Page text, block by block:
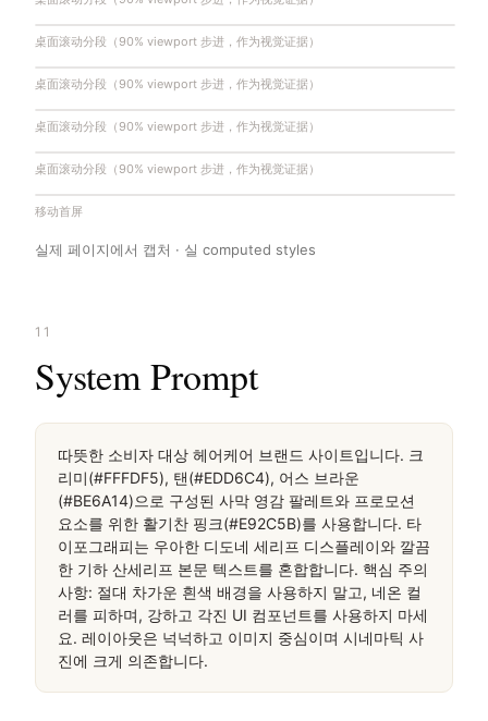
桌面滚动分段（90% viewport 步进，作为视觉证据）
桌面滚动分段（90% viewport 步进，作为视觉证据）
桌面滚动分段（90% viewport 步进，作为视觉证据）
桌面滚动分段（90% viewport 步进，作为视觉证据）
移动首屏
실제 페이지에서 캡처 · 실 computed styles
11
System Prompt
따뜻한 소비자 대상 헤어케어 브랜드 사이트입니다. 크
리미(#FFFDF5), 탠(#EDD6C4), 어스 브라운
(#BE6A14)으로 구성된 사막 영감 팔레트와 프로모션
요소를 위한 활기찬 핑크(#E92C5B)를 사용합니다. 타
이포그래피는 우아한 디도네 세리프 디스플레이와 깔끔
한 기하 산세리프 본문 텍스트를 혼합합니다. 핵심 주의
사항: 절대 차가운 흰색 배경을 사용하지 말고, 네온 컬
러를 피하며, 강하고 각진 UI 컴포넌트를 사용하지 마세
요. 레이아웃은 넉넉하고 이미지 중심이며 시네마틱 사
진에 크게 의존합니다.